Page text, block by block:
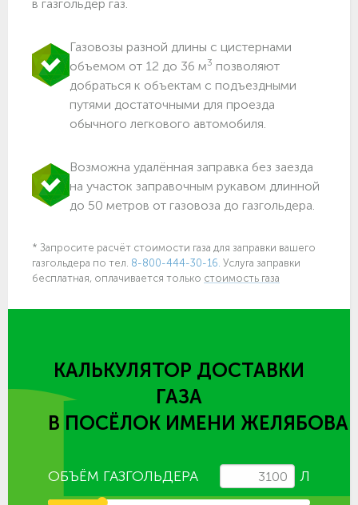
в газгольдер газ.
Газовозы разной длины с цистернами
объемом от 12 до 36 м3 позволяют
добраться к объектам c подъездными
путями достаточными для проезда
обычного легкового автомобиля.
Возможна удалённая заправка без заезда
на участок заправочным рукавом длинной
до 50 метров от газовоза до газгольдера.
* Запросите расчёт стоимости газа для заправки вашего
газгольдера по тел. 8-800-444-30-16. Услуга заправки
бесплатная, оплачивается только стоимость газа
КАЛЬКУЛЯТОР ДОСТАВКИ
ГАЗА
В ПОСЁЛОК ИМЕНИ ЖЕЛЯБОВА
ОБЪЁМ ГАЗГОЛЬДЕРА Л